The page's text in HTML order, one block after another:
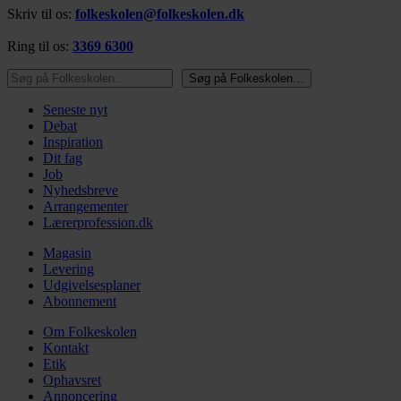
Skriv til os: folkeskolen@folkeskolen.dk
Ring til os: 3369 6300
Søg på Folkeskolen…
Søg på Folkeskolen…
Seneste nyt
Debat
Inspiration
Dit fag
Job
Nyhedsbreve
Arrangementer
Lærerprofession.dk
Magasin
Levering
Udgivelsesplaner
Abonnement
Om Folkeskolen
Kontakt
Etik
Ophavsret
Annoncering